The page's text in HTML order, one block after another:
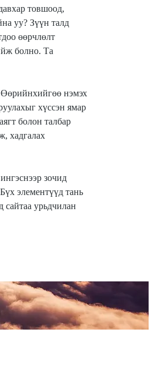
товшоод,
уу? Зүүн талд
өөрчлөлт
болно. Та
Өөрийнхийгөө нэмэх
хүссэн ямар
болон талбар
хадгалах
зочид
элементүүд тань
сайтаа урьдчилан